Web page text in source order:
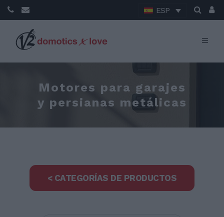
ESP
Motores para garajes
y persianas metálicas
< CATEGORÍAS DE PRODUCTOS